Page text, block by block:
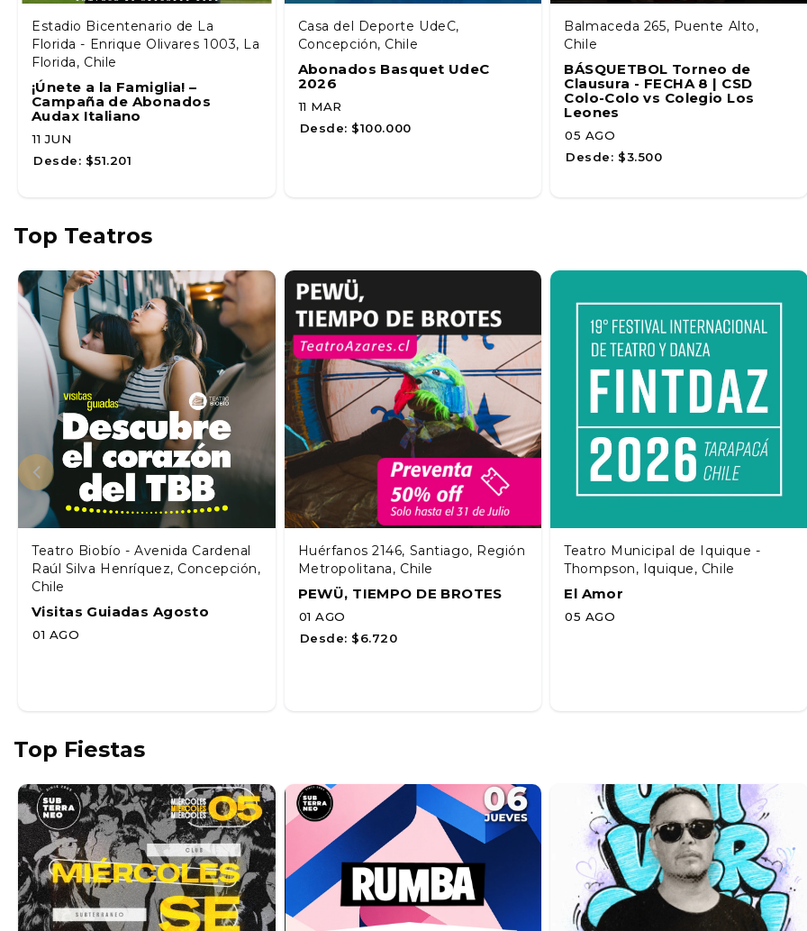
Estadio Bicentenario de La
Florida - Enrique Olivares 1003, La
Florida, Chile
¡Únete a la Famiglia! –
Campaña de Abonados
Audax Italiano
11 JUN
Desde: $51.201
Casa del Deporte UdeC,
Concepción, Chile
Abonados Basquet UdeC
2026
11 MAR
Desde: $100.000
Balmaceda 265, Puente Alto,
Chile
BÁSQUETBOL Torneo de
Clausura - FECHA 8 | CSD
Colo-Colo vs Colegio Los
Leones
05 AGO
Desde: $3.500
Top Teatros
Teatro Biobío - Avenida Cardenal
Raúl Silva Henríquez, Concepción,
Chile
Visitas Guiadas Agosto
01 AGO
Huérfanos 2146, Santiago, Región
Metropolitana, Chile
PEWÜ, TIEMPO DE BROTES
01 AGO
Desde: $6.720
Teatro Municipal de Iquique -
Thompson, Iquique, Chile
El Amor
05 AGO
Top Fiestas